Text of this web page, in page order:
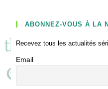
ABONNEZ-VOUS À LA
Recevez tous les actualités
Email